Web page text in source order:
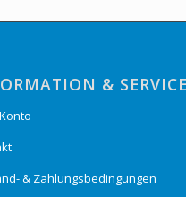
& SERVICE
& Zahlungsbedingungen